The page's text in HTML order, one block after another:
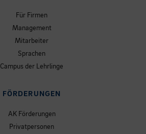
Für Firmen
Management
Mitarbeiter
Sprachen
Campus der Lehrlinge
FÖRDERUNGEN
AK Förderungen
Privatpersonen